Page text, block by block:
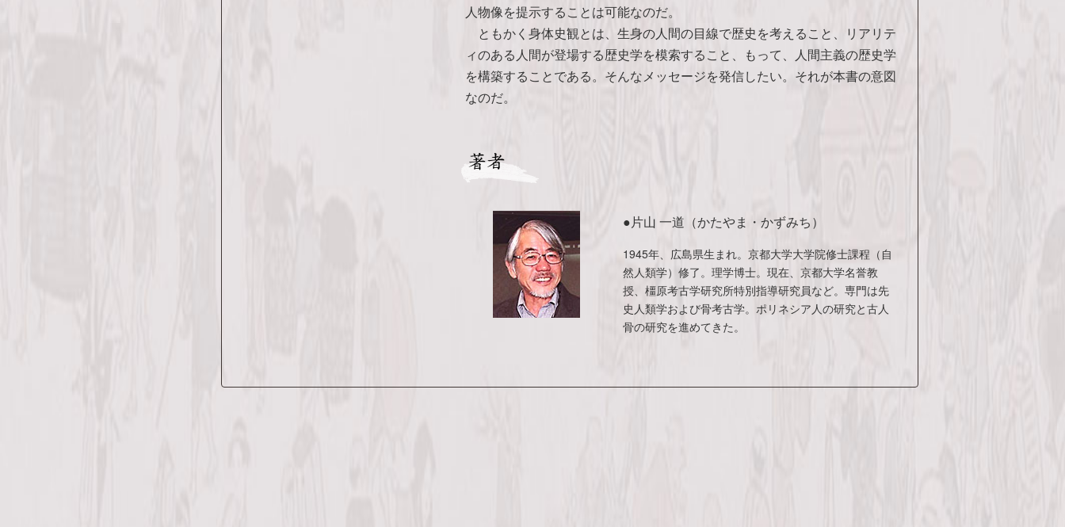
人物像を提示することは可能なのだ。
ともかく身体史観とは、生身の人間の目線で歴史を考えること、リアリテ
ィのある人間が登場する歴史学を模索すること、もって、人間主義の歴史学
を構築することである。そんなメッセージを発信したい。それが本書の意図
なのだ。
●片山 一道（かたやま・かずみち）
1945年、広島県生まれ。京都大学大学院修士課程（自
然人類学）修了。理学博士。現在、京都大学名誉教
授、橿原考古学研究所特別指導研究員など。専門は先
史人類学および骨考古学。ポリネシア人の研究と古人
骨の研究を進めてきた。